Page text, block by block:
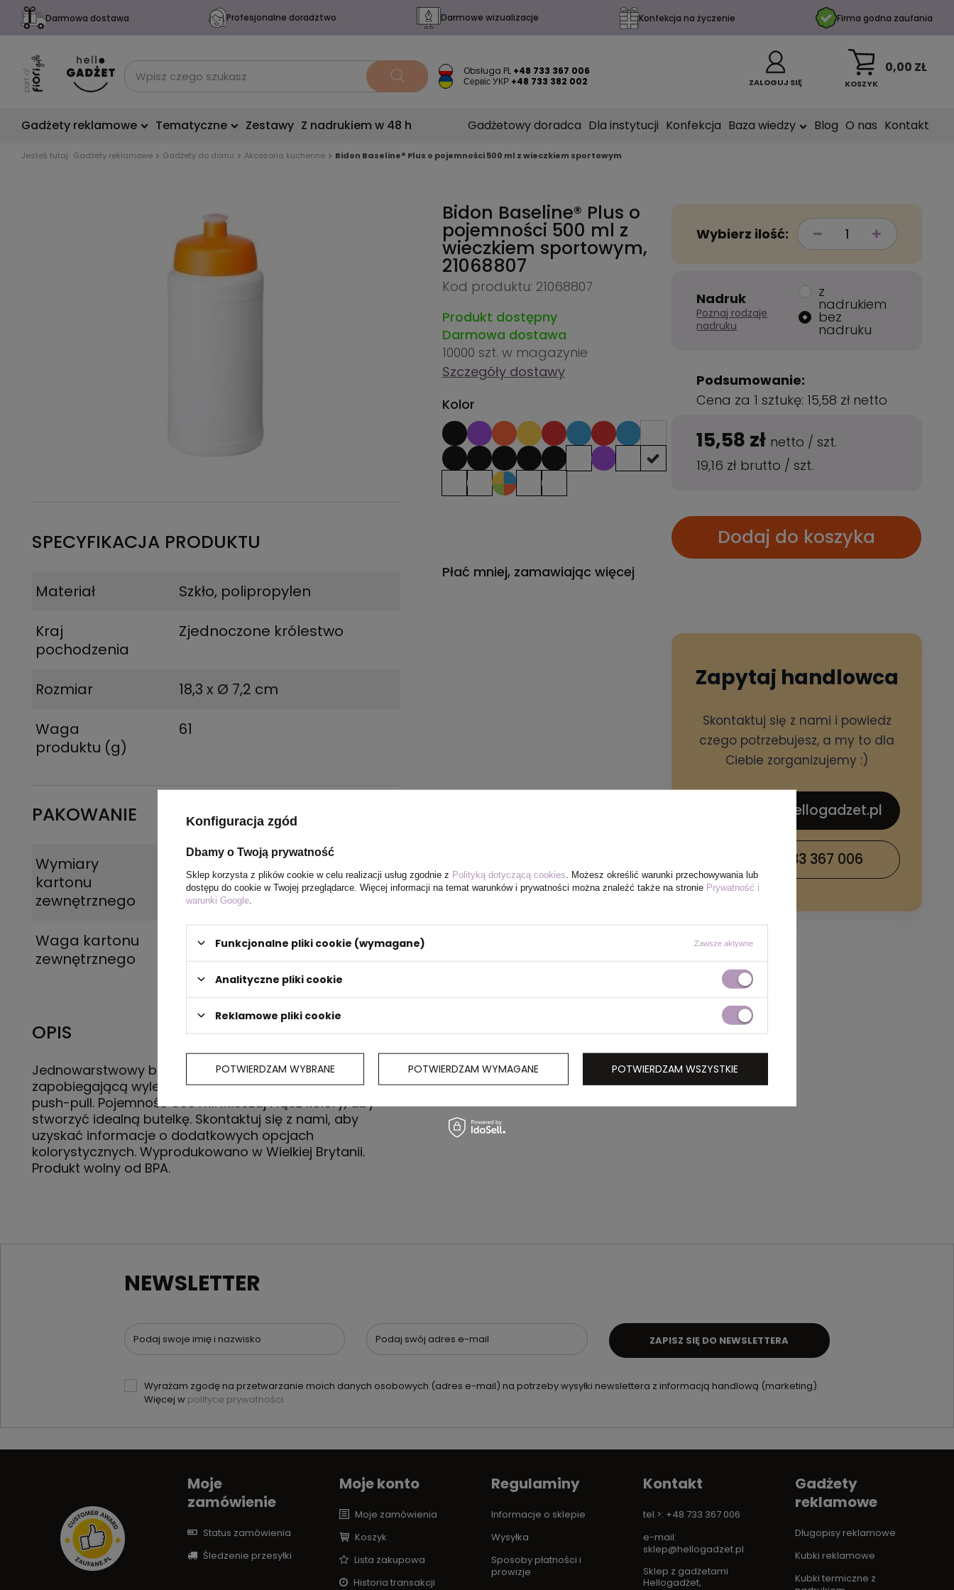
Darmowa dostawa Profesjonalne doradztwo Darmowe wizualizacje Konfekcja na życzenie Firma godna zaufania
Obsługa PL +48 733 367 006
Сервіс УКР +48 733 382 002 ZALOGUJ SIĘ KOSZYK
0,00 ZŁ
Gadżety reklamowe Tematyczne Zestawy Z nadrukiem w 48 h Gadżetowy doradca Dla instytucji Konfekcja Baza wiedzy Blog O nas Kontakt
Jesteś tutaj: Gadżety reklamowe Gadżety do domu Akcesoria kuchenne Bidon Baseline® Plus o pojemności 500 ml z wieczkiem sportowym
SPECYFIKACJA PRODUKTU
Materiał
Szkło, polipropylen
Kraj
pochodzenia
Zjednoczone królestwo
Rozmiar
18,3 x Ø 7,2 cm
Waga
produktu (g)
61
PAKOWANIE
Wymiary
kartonu
zewnętrznego
58 x 41 x 61 cm
Waga kartonu
zewnętrznego
5,4 kg
OPIS
Jednowarstwowy bidon. Posiada pokrywę
zapobiegającą wylewaniu się płynów z dzióbkiem typu
push-pull. Pojemność 500 ml. Mieszaj i łącz kolory, aby
stworzyć idealną butelkę. Skontaktuj się z nami, aby
uzyskać informacje o dodatkowych opcjach
kolorystycznych. Wyprodukowano w Wielkiej Brytanii.
Produkt wolny od BPA.
Bidon Baseline® Plus o
pojemności 500 ml z
wieczkiem sportowym,
21068807
Kod produktu: 21068807
Produkt dostępny
Darmowa dostawa
10000 szt. w magazynie
Szczegóły dostawy
Kolor
Płać mniej, zamawiając więcej
Wybierz ilość:
Nadruk
Poznaj rodzaje
nadruku
z
nadrukiem
bez
nadruku
Podsumowanie:
Cena za 1 sztukę: 15,58 zł netto
15,58 zł netto /szt.
19,16 zł brutto /szt.
Dodaj do koszyka
Zapytaj handlowca
Skontaktuj się z nami i powiedz
czego potrzebujesz, a my to dla
Ciebie zorganizujemy :)
sklep@hellogadzet.pl
+48 733 367 006
NEWSLETTER
Podaj swoje imię i nazwisko Podaj swój adres e-mail
Wyrażam zgodę na przetwarzanie moich danych osobowych (adres e-mail) na potrzeby wysyłki newslettera z informacją handlową (marketing).
Więcej w polityce prywatności.
ZAPISZ SIĘ DO NEWSLETTERA
Moje
zamówienie
Status zamówienia
Śledzenie przesyłki
Moje konto
Moje zamówienia
Koszyk
Lista zakupowa
Historia transakcji
Regulaminy
Informacje o sklepie
Wysyłka
Sposoby płatności i
prowizje
Kontakt
tel.>: +48 733 367 006
e-mail:
sklep@hellogadzet.pl
Sklep z gadżetami
Hellogadżet,
Gadżety
reklamowe
Długopisy reklamowe
Kubki reklamowe
Kubki termiczne z
Konfiguracja zgód
Dbamy o Twoją prywatność
Sklep korzysta z plików cookie w celu realizacji usług zgodnie z Polityką dotyczącą cookies . Możesz określić warunki przechowywania lub
dostępu do cookie w Twojej przeglądarce. Więcej informacji na temat warunków i prywatności można znaleźć także na stronie Prywatność i
warunki Google
Funkcjonalne pliki cookie (wymagane) Zawsze aktywne
Analityczne pliki cookie
Reklamowe pliki cookie
POTWIERDZAM WYBRANE POTWIERDZAM WYMAGANE POTWIERDZAM WSZYSTKIE